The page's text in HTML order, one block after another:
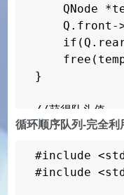
s =
s-
s->data
s-
return
}
QNode
Q.front-
if(Q.rear
}
//获得队头值
if(Q.front ==
循环顺序队列-完全利
#include
#include